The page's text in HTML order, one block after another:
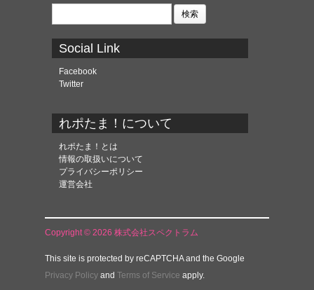
ブ
検
Social Link
Facebook
Twitter
れポたま！について
れポたま！とは
情報の取扱いについて
プライバシーポリシー
運営会社
Copyright © 2026 株式会社スペクトラム
This site is protected by reCAPTCHA and the Google
Privacy Policy and Terms of Service apply.